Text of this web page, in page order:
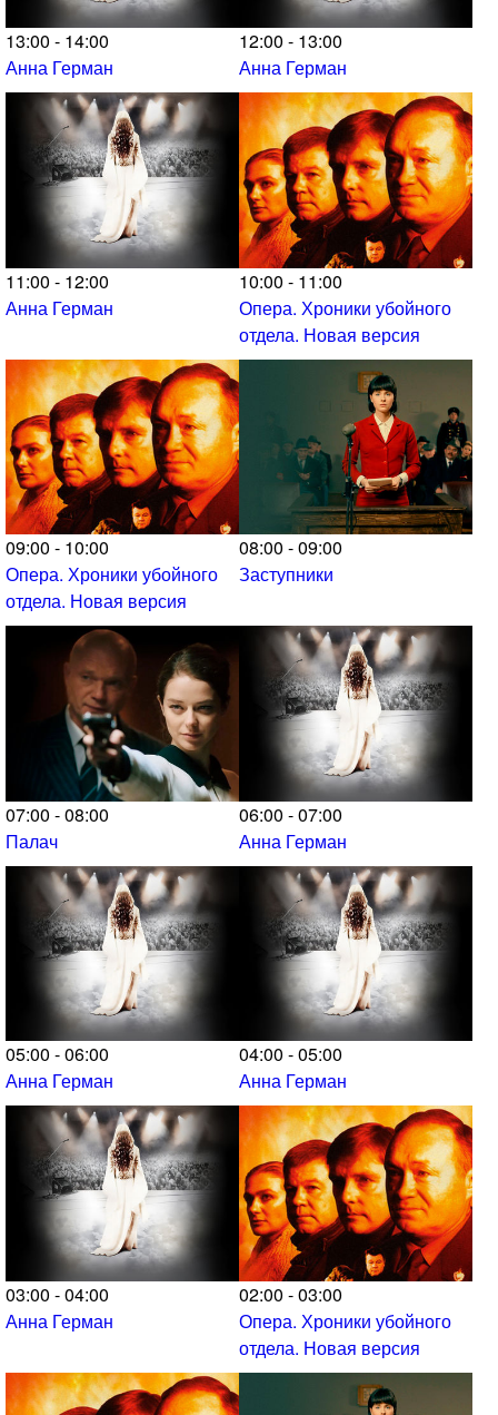
13:00 - 14:00
Анна Герман
12:00 - 13:00
Анна Герман
11:00 - 12:00
Анна Герман
10:00 - 11:00
Опера. Хроники убойного
отдела. Новая версия
09:00 - 10:00
Опера. Хроники убойного
отдела. Новая версия
08:00 - 09:00
Заступники
07:00 - 08:00
Палач
06:00 - 07:00
Анна Герман
05:00 - 06:00
Анна Герман
04:00 - 05:00
Анна Герман
03:00 - 04:00
Анна Герман
02:00 - 03:00
Опера. Хроники убойного
отдела. Новая версия